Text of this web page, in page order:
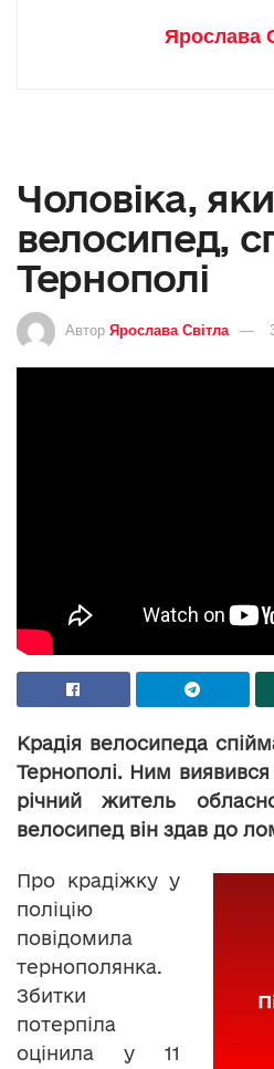
Ярослава
Чоловіка,
велосипед,
Тернополі
Автор Ярослава Світла
Крадія велосипеда
Тернополі. Ним
річний житель
велосипед він здав до
Про крадіжку у
поліцію
повідомила
тернополянка.
Збитки
потерпіла
оцінила у 11